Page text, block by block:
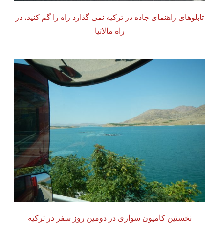
تابلوهای راهنمای جاده در ترکیه نمی گذارد راه را گم کنید، در
راه مالاتیا
نخستین کامیون سواری در دومین روز سفر در ترکیه